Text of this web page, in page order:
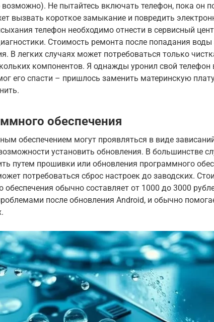
возможно). Не пытайтесь включать телефон, пока он
вызвать короткое замыкание и повредить
телефон необходимо отнести в сервисный
Стоимость ремонта после попадания воды
В легких случаях может потребоваться только
компонентов. Я однажды уронил свой телефон
его спасти – пришлось заменить материнскую
обеспечения
обеспечением могут проявляться в виде
установить обновления. В большинстве
путем прошивки или обновления программного
потребоваться сброс настроек до заводских.
обычно составляет от 1000 до 3000
после обновления Android, и обычно